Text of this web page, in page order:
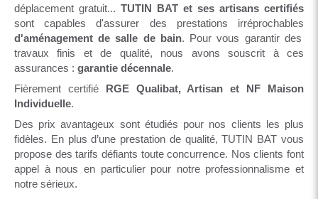
déplacement gratuit... TUTIN BAT et ses artisans certifiés
sont capables d'assurer des prestations irréprochables
d'aménagement de salle de bain. Pour vous garantir des
travaux finis et de qualité, nous avons souscrit à ces
assurances : garantie décennale.
Fièrement certifié RGE Qualibat, Artisan et NF Maison
Individuelle.
Des prix avantageux sont étudiés pour nos clients les plus
fidèles. En plus d’une prestation de qualité, TUTIN BAT vous
propose des tarifs défiants toute concurrence. Nos clients font
appel à nous en particulier pour notre professionnalisme et
notre sérieux.